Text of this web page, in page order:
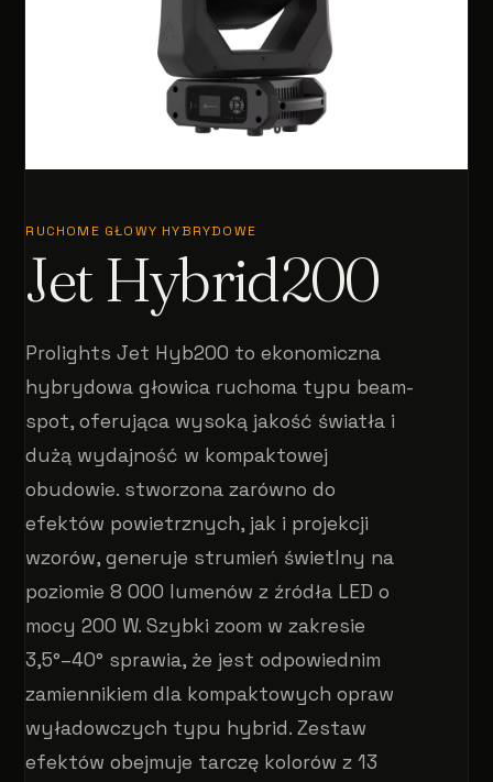
RUCHOME GŁOWY HYBRYDOWE
Jet Hybrid200
Prolights Jet Hyb200 to ekonomiczna
hybrydowa głowica ruchoma typu beam-
spot, oferująca wysoką jakość światła i
dużą wydajność w kompaktowej
obudowie. stworzona zarówno do
efektów powietrznych, jak i projekcji
wzorów, generuje strumień świetlny na
poziomie 8 000 lumenów z źródła LED o
mocy 200 W. Szybki zoom w zakresie
3,5°–40° sprawia, że jest odpowiednim
zamiennikiem dla kompaktowych opraw
wyładowczych typu hybrid. Zestaw
efektów obejmuje tarczę kolorów z 13